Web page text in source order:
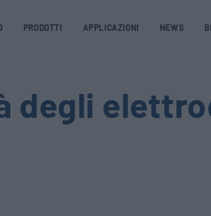
PRODOTTI APPLICAZIONI NEWS
degli